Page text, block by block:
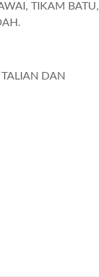
TIKAM BATU,
DAN